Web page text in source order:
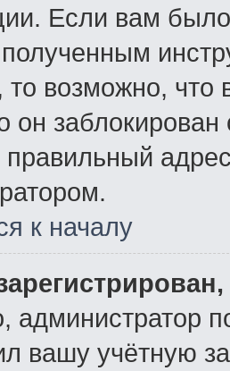
Если вам
то возможно,
он
правильный
к началу
администратор
вашу учётную